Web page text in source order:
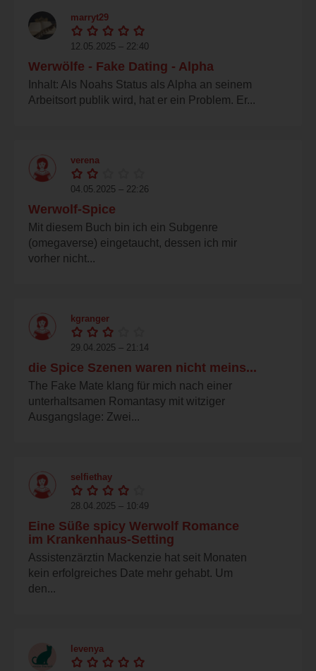
marryt29
12.05.2025 – 22:40
Werwölfe - Fake Dating - Alpha
Inhalt: Als Noahs Status als Alpha an seinem
Arbeitsort publik wird, hat er ein Problem. Er...
verena
04.05.2025 – 22:26
Werwolf-Spice
Mit diesem Buch bin ich ein Subgenre
(omegaverse) eingetaucht, dessen ich mir
vorher nicht...
kgranger
29.04.2025 – 21:14
die Spice Szenen waren nicht meins...
The Fake Mate klang für mich nach einer
unterhaltsamen Romantasy mit witziger
Ausgangslage: Zwei...
selfiethay
28.04.2025 – 10:49
Eine Süße spicy Werwolf Romance
im Krankenhaus-Setting
Assistenzärztin Mackenzie hat seit Monaten
kein erfolgreiches Date mehr gehabt. Um
den...
levenya